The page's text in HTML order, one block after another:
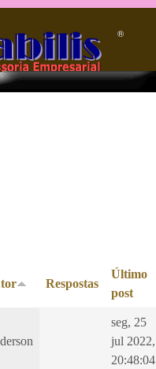
principal
®️
Respostas
Último
post
seg, 25
jul 2022,
20:48:04